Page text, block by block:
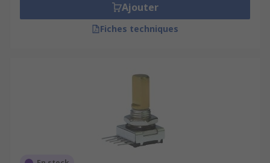
Ajouter
Fiches techniques